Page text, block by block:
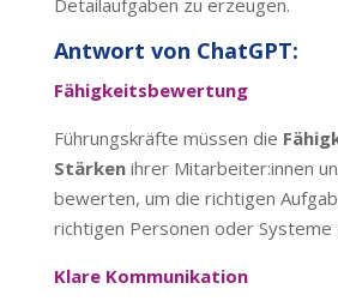
Antwort von ChatGPT:
Fähigkeitsbewertung
Führungskräfte müssen die
Stärkenihrer Mitarbeiter:innen
bewerten, um die richtigen
richtigen Personen oder Systeme
Klare Kommunikation